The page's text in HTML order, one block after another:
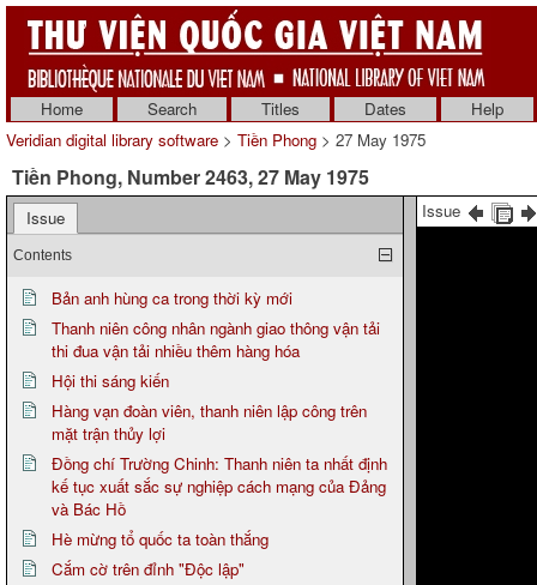
Home Search Titles Dates
Help
Veridian digital library software > Tiền Phong > 27 May 1975
Tiền Phong, Number 2463, 27 May 1975
Issue
Contents
Bản anh hùng ca trong thời kỳ mới
Thanh niên công nhân ngành giao thông vận tải
thi đua vận tải nhiều thêm hàng hóa
Hội thi sáng kiến
Hàng vạn đoàn viên, thanh niên lập công trên
mặt trận thủy lợi
Đồng chí Trường Chinh: Thanh niên ta nhất định
kế tục xuất sắc sự nghiệp cách mạng của Đảng
và Bác Hồ
Hè mừng tổ quốc ta toàn thắng
Cắm cờ trên đỉnh "Độc lập"
Issue